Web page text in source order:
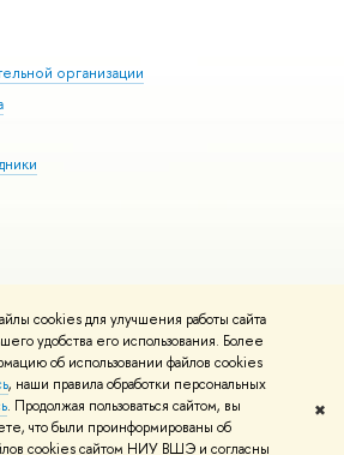
cookies для улучшения работы сайта
удобства его использования. Более
об использовании файлов cookies
, наши правила обработки персональных
. Продолжая пользоваться сайтом, вы
что были проинформированы об
cookies сайтом НИУ ВШЭ и согласны
✖
организации
возможностями
Адреса и контакты Условия использования